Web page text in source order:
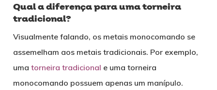
Qual a diferença para uma torneira
tradicional?
Visualmente falando, os metais monocomando se
assemelham aos metais tradicionais. Por exemplo,
uma torneira tradicional e uma torneira
monocomando possuem apenas um manípulo.